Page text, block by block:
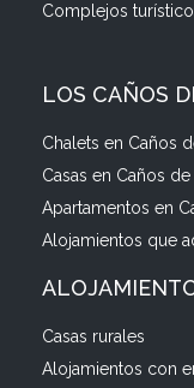
Complejos
LOS CAÑOS
Chalets en Caños
Casas en Caños
Apartamentos en
Alojamientos que
Casas rurales
Alojamientos con